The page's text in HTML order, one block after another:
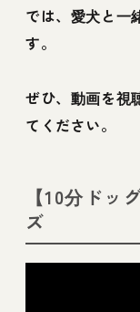
では、愛犬と一
す。
ぜひ、動画を視
てください。
【10分ドッ
ズ